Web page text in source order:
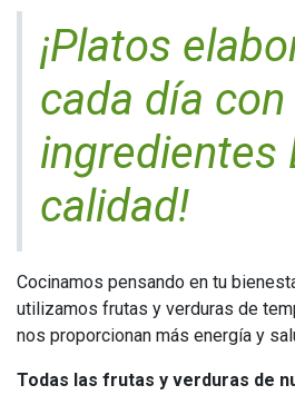
¡Platos
cada día con
ingredientes
calidad!
Cocinamos pensando en tu
utilizamos frutas y verduras de
nos proporcionan más energía y
Todas las frutas y verduras de